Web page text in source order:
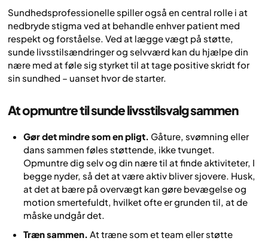
Sundhedsprofessionelle spiller også en central rolle i at
nedbryde stigma ved at behandle enhver patient med
respekt og forståelse. Ved at lægge vægt på støtte,
sunde livsstilsændringer og selvværd kan du hjælpe din
nære med at føle sig styrket til at tage positive skridt for
sin sundhed – uanset hvor de starter.
At opmuntre til sunde livsstilsvalg sammen
Gør det mindre som en pligt. Gåture, svømning eller
dans sammen føles støttende, ikke tvunget.
Opmuntre dig selv og din nære til at finde aktiviteter, I
begge nyder, så det at være aktiv bliver sjovere. Husk,
at det at bære på overvægt kan gøre bevægelse og
motion smertefuldt, hvilket ofte er grunden til, at de
måske undgår det.
Træn sammen. At træne som et team eller støtte